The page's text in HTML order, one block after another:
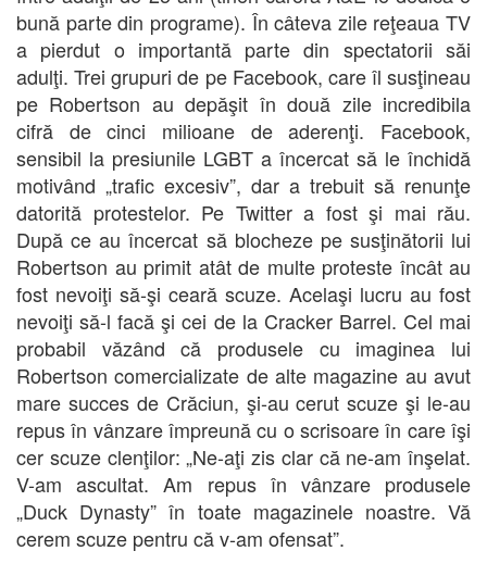
bună parte din programe). În câteva zile reţeaua TV
a pierdut o importantă parte din spectatorii săi
adulţi. Trei grupuri de pe Facebook, care îl susţineau
pe Robertson au depăşit în două zile incredibila
cifră de cinci milioane de aderenţi. Facebook,
sensibil la presiunile LGBT a încercat să le închidă
motivând „trafic excesiv”, dar a trebuit să renunţe
datorită protestelor. Pe Twitter a fost şi mai rău.
După ce au încercat să blocheze pe susţinătorii lui
Robertson au primit atât de multe proteste încât au
fost nevoiţi să-şi ceară scuze. Acelaşi lucru au fost
nevoiţi să-l facă şi cei de la Cracker Barrel. Cel mai
probabil văzând că produsele cu imaginea lui
Robertson comercializate de alte magazine au avut
mare succes de Crăciun, şi-au cerut scuze şi le-au
repus în vânzare împreună cu o scrisoare în care îşi
cer scuze clenţilor: „Ne-aţi zis clar că ne-am înşelat.
V-am ascultat. Am repus în vânzare produsele
„Duck Dynasty” în toate magazinele noastre. Vă
cerem scuze pentru că v-am ofensat”.